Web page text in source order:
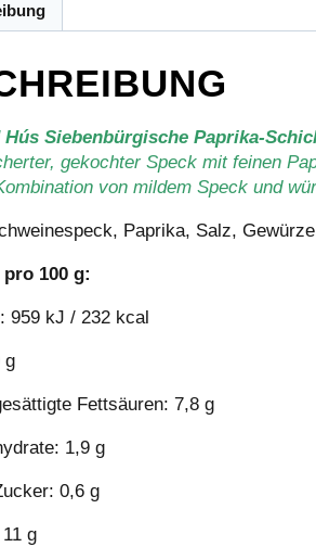
Hús Siebenbürgische Paprika-
gekochter Speck mit feinen
von mildem Speck und
Paprika, Salz,
100 g:
959 kJ / 232 kcal
g
Fettsäuren: 7,8 g
1,9 g
0,6 g
g